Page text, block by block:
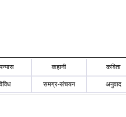
कहानी कविता
समग्र-संचयन अनुवाद